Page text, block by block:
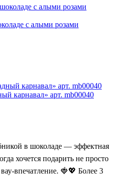
с алыми розами
карнавал» арт. mb00040
в шоколаде — эффектная
хочется подарить не просто
впечатление. 🍓💖 Более 3